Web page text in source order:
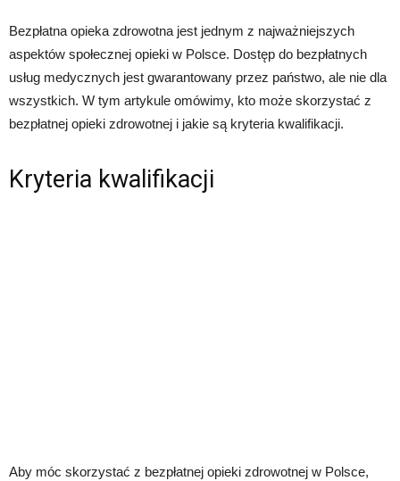
Bezpłatna opieka zdrowotna jest jednym z najważniejszych
aspektów społecznej opieki w Polsce. Dostęp do bezpłatnych
usług medycznych jest gwarantowany przez państwo, ale nie dla
wszystkich. W tym artykule omówimy, kto może skorzystać z
bezpłatnej opieki zdrowotnej i jakie są kryteria kwalifikacji.
Kryteria kwalifikacji
Aby móc skorzystać z bezpłatnej opieki zdrowotnej w Polsce,